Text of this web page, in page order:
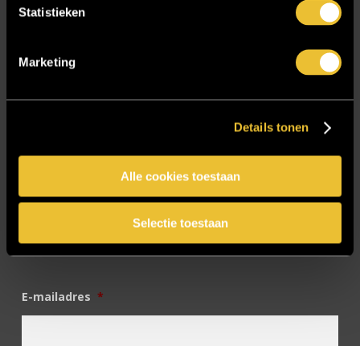
Statistieken
Marketing
Details tonen
Alle cookies toestaan
Selectie toestaan
SIDN
Twentsch Hooratelier
Vacature Allround monteur interieurbouwer
Vacatures
Blijf op de hoogte!
E-mailadres *